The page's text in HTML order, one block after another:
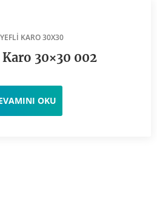
KARO 30X30
30×30 002
OKU